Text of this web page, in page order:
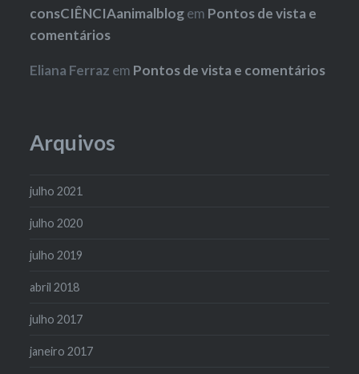
consCIÊNCIAanimalblogem Pontos de vista e
comentários
Eliana Ferraz em Pontos de vista e comentários
Arquivos
julho 2021
julho 2020
julho 2019
abril 2018
julho 2017
janeiro 2017